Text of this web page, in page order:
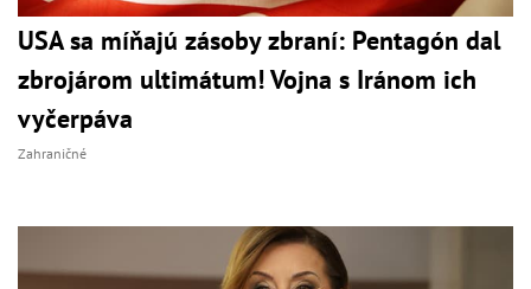
USA sa míňajú zásoby zbraní: Pentagón dal
zbrojárom ultimátum! Vojna s Iránom ich
vyčerpáva
Zahraničné